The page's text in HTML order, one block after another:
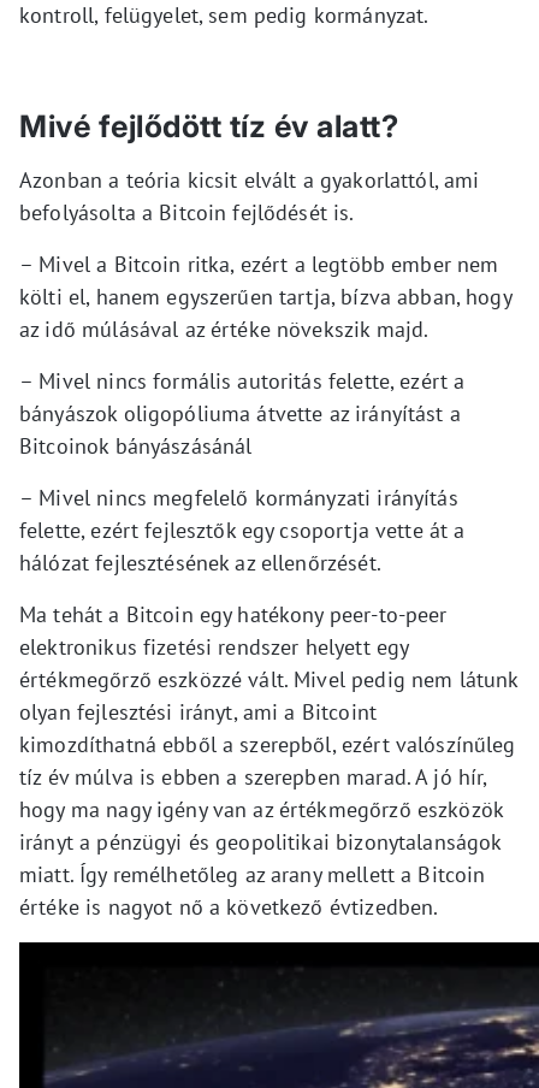
kontroll, felügyelet, sem pedig kormányzat.
Mivé fejlődött tíz év alatt?
Azonban a teória kicsit elvált a gyakorlattól, ami
befolyásolta a Bitcoin fejlődését is.
– Mivel a Bitcoin ritka, ezért a legtöbb ember nem
költi el, hanem egyszerűen tartja, bízva abban, hogy
az idő múlásával az értéke növekszik majd.
– Mivel nincs formális autoritás felette, ezért a
bányászok oligopóliuma átvette az irányítást a
Bitcoinok bányászásánál
– Mivel nincs megfelelő kormányzati irányítás
felette, ezért fejlesztők egy csoportja vette át a
hálózat fejlesztésének az ellenőrzését.
Ma tehát a Bitcoin egy hatékony peer-to-peer
elektronikus fizetési rendszer helyett egy
értékmegőrző eszközzé vált. Mivel pedig nem látunk
olyan fejlesztési irányt, ami a Bitcoint
kimozdíthatná ebből a szerepből, ezért valószínűleg
tíz év múlva is ebben a szerepben marad. A jó hír,
hogy ma nagy igény van az értékmegőrző eszközök
irányt a pénzügyi és geopolitikai bizonytalanságok
miatt. Így remélhetőleg az arany mellett a Bitcoin
értéke is nagyot nő a következő évtizedben.